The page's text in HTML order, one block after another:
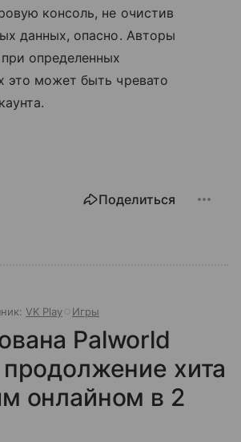
консоль, не очистив
данных, опасно. Авторы
определенных
это может быть чревато
Поделиться
VK Play Игры
Palworld
хита
онлайном в 2